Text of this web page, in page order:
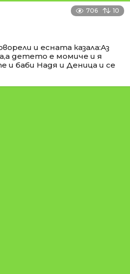
706 10
и есната казала:Аз
детето е момиче и я
и баби Надя и Деница и се